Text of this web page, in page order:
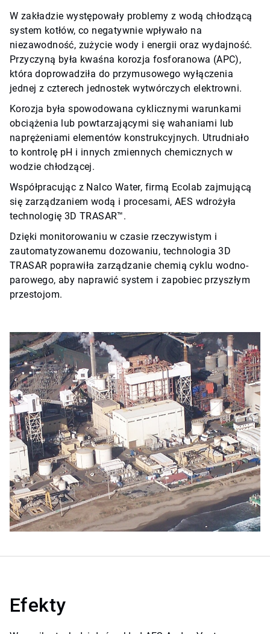
W zakładzie występowały problemy z wodą chłodzącą
system kotłów, co negatywnie wpływało na
niezawodność, zużycie wody i energii oraz wydajność.
Przyczyną była kwaśna korozja fosforanowa (APC),
która doprowadziła do przymusowego wyłączenia
jednej z czterech jednostek wytwórczych elektrowni.
Korozja była spowodowana cyklicznymi warunkami
obciążenia lub powtarzającymi się wahaniami lub
naprężeniami elementów konstrukcyjnych. Utrudniało
to kontrolę pH i innych zmiennych chemicznych w
wodzie chłodzącej.
Współpracując z Nalco Water, firmą Ecolab zajmującą
się zarządzaniem wodą i procesami, AES wdrożyła
technologię 3D TRASAR™.
Dzięki monitorowaniu w czasie rzeczywistym i
zautomatyzowanemu dozowaniu, technologia 3D
TRASAR poprawiła zarządzanie chemią cyklu wodno-
parowego, aby naprawić system i zapobiec przyszłym
przestojom.
Efekty